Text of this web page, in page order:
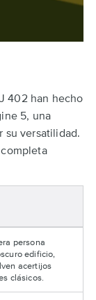
402 han hecho
5, una
versatilidad.
persona
edificio,
acertijos
clásicos.